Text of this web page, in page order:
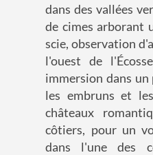
dans des vallées
de cimes arborant
scie, observation
l'ouest de
immersion dans un
les embruns et
châteaux
côtiers, pour un
dans l'une des